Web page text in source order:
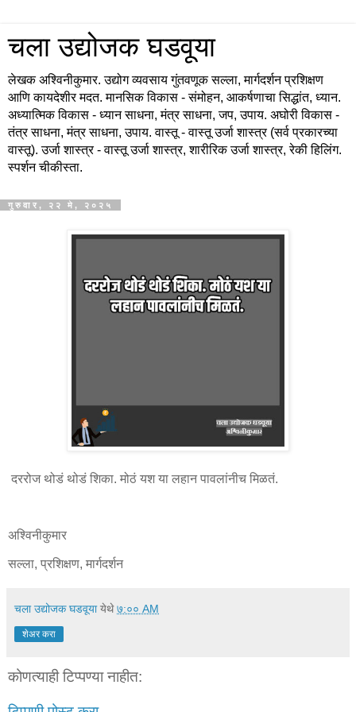
चला उद्योजक घडवूया
लेखक अश्विनीकुमार. उद्योग व्यवसाय गुंतवणूक सल्ला, मार्गदर्शन प्रशिक्षण
आणि कायदेशीर मदत. मानसिक विकास - संमोहन, आकर्षणाचा सिद्धांत, ध्यान.
अध्यात्मिक विकास - ध्यान साधना, मंत्र साधना, जप, उपाय. अघोरी विकास -
तंत्र साधना, मंत्र साधना, उपाय. वास्तू - वास्तू उर्जा शास्त्र (सर्व प्रकारच्या
वास्तू). उर्जा शास्त्र - वास्तू उर्जा शास्त्र, शारीरिक उर्जा शास्त्र, रेकी हिलिंग.
स्पर्शन चीकीस्ता.
गुरुवार, २२ मे, २०२५
दररोज थोडं थोडं शिका. मोठं यश या लहान पावलांनीच मिळतं.
अश्विनीकुमार
सल्ला, प्रशिक्षण, मार्गदर्शन
चला उद्योजक घडवूया येथे७:०० AM
शेअर करा
कोणत्याही टिप्पण्‍या नाहीत: